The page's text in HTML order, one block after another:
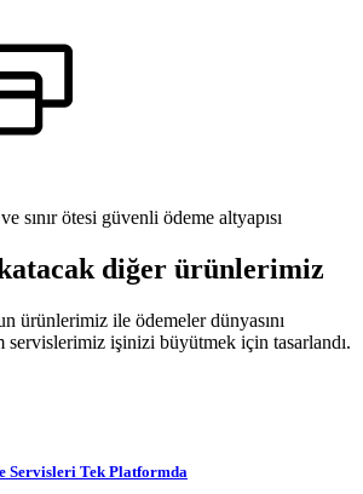
sınır ötesi güvenli ödeme altyapısı
diğer ürünlerimiz
ürünlerimiz ile ödemeler dünyasını
işinizi büyütmek için tasarlandı.
Servisleri Tek Platformda